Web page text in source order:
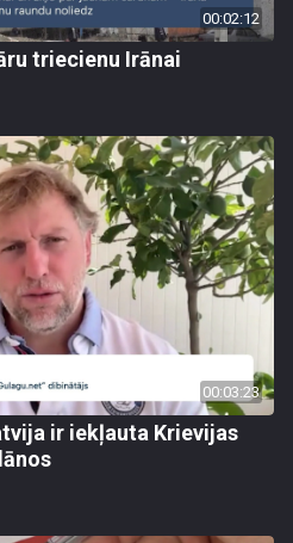
00:02:12
triecienu Irānai
00:03:23
ir iekļauta Krievijas